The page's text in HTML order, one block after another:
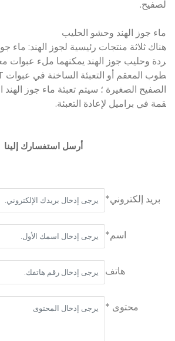
لصفيح.
ماء جوز الهند وحشو الحليب
هناك ثلاثة منتجات رئيسية لجوز الهند: ماء
ردة وحليب جوز الهند يمكنهما ملء
الصفيح الصغيرة ؛ سيتم تعبئة ماء جوز
قمة في براميل لإعادة التعبئة.
أرسل استفسارك إلينا
بريد إلكتروني*
اسم*
هاتف
محتوى *